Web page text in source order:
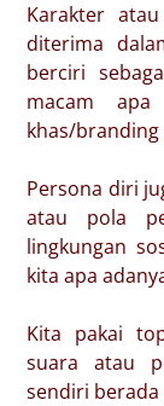
Karakter
diterima
berciri
macam
khas/branding
Persona diri
atau pola
lingkungan
kita apa
Kita pakai
suara atau
sendiri berada